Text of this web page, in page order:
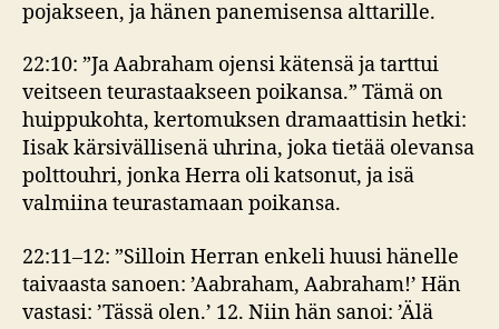
pojakseen, ja hänen panemisensa alttarille.
22:10: ”Ja Aabraham ojensi kätensä ja tarttui
veitseen teurastaakseen poikansa.” Tämä on
huippukohta, kertomuksen dramaattisin hetki:
Iisak kärsivällisenä uhrina, joka tietää olevansa
polttouhri, jonka Herra oli katsonut, ja isä
valmiina teurastamaan poikansa.
22:11–12: ”Silloin Herran enkeli huusi hänelle
taivaasta sanoen: ’Aabraham, Aabraham!’ Hän
vastasi: ’Tässä olen.’ 12. Niin hän sanoi: ’Älä